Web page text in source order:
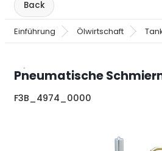
Einführung Ölwirtschaft
Pneumatische
F3B_4974_0000